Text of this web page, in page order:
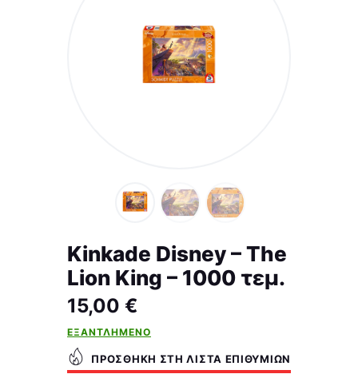
Kinkade Disney – The
Lion King – 1000 τεμ.
15,00 €
ΕΞΑΝΤΛΗΜΈΝΟ
ΠΡΟΣΘΉΚΗ ΣΤΗ ΛΊΣΤΑ ΕΠΙΘΥΜΙΏΝ